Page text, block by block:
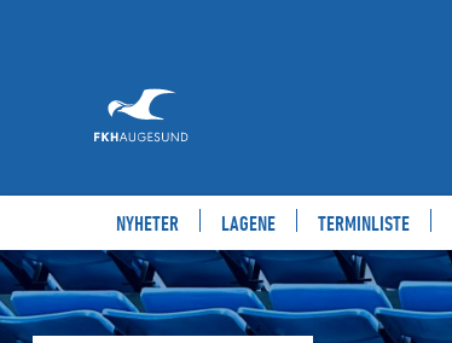
fkh.no
NYHETER LAGENE TERMINLISTE